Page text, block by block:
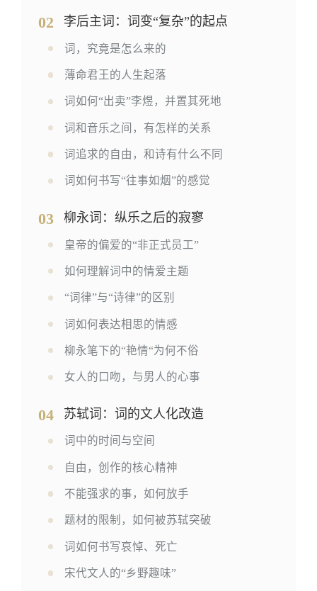
02 李后主词：词变“复杂”的起点
词，究竟是怎么来的
薄命君王的人生起落
词如何“出卖”李煜，并置其死地
词和音乐之间，有怎样的关系
词追求的自由，和诗有什么不同
词如何书写“往事如烟”的感觉
03 柳永词：纵乐之后的寂寥
皇帝的偏爱的“非正式员工”
如何理解词中的情爱主题
“词律”与“诗律”的区别
词如何表达相思的情感
柳永笔下的“艳情“为何不俗
女人的口吻，与男人的心事
04 苏轼词：词的文人化改造
词中的时间与空间
自由，创作的核心精神
不能强求的事，如何放手
题材的限制，如何被苏轼突破
词如何书写哀悼、死亡
宋代文人的“乡野趣味”